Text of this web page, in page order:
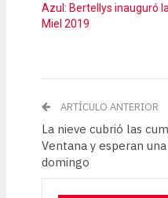
Azul: Bertellys inauguró
Miel 2019
ARTÍCULO ANTERIOR
La nieve cubrió las
Ventana y esperan
domingo